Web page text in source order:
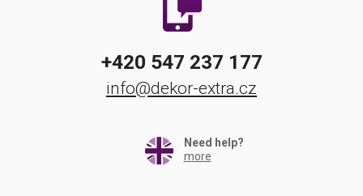
+420 547 237 177
info@dekor-extra.cz
Need help?
more